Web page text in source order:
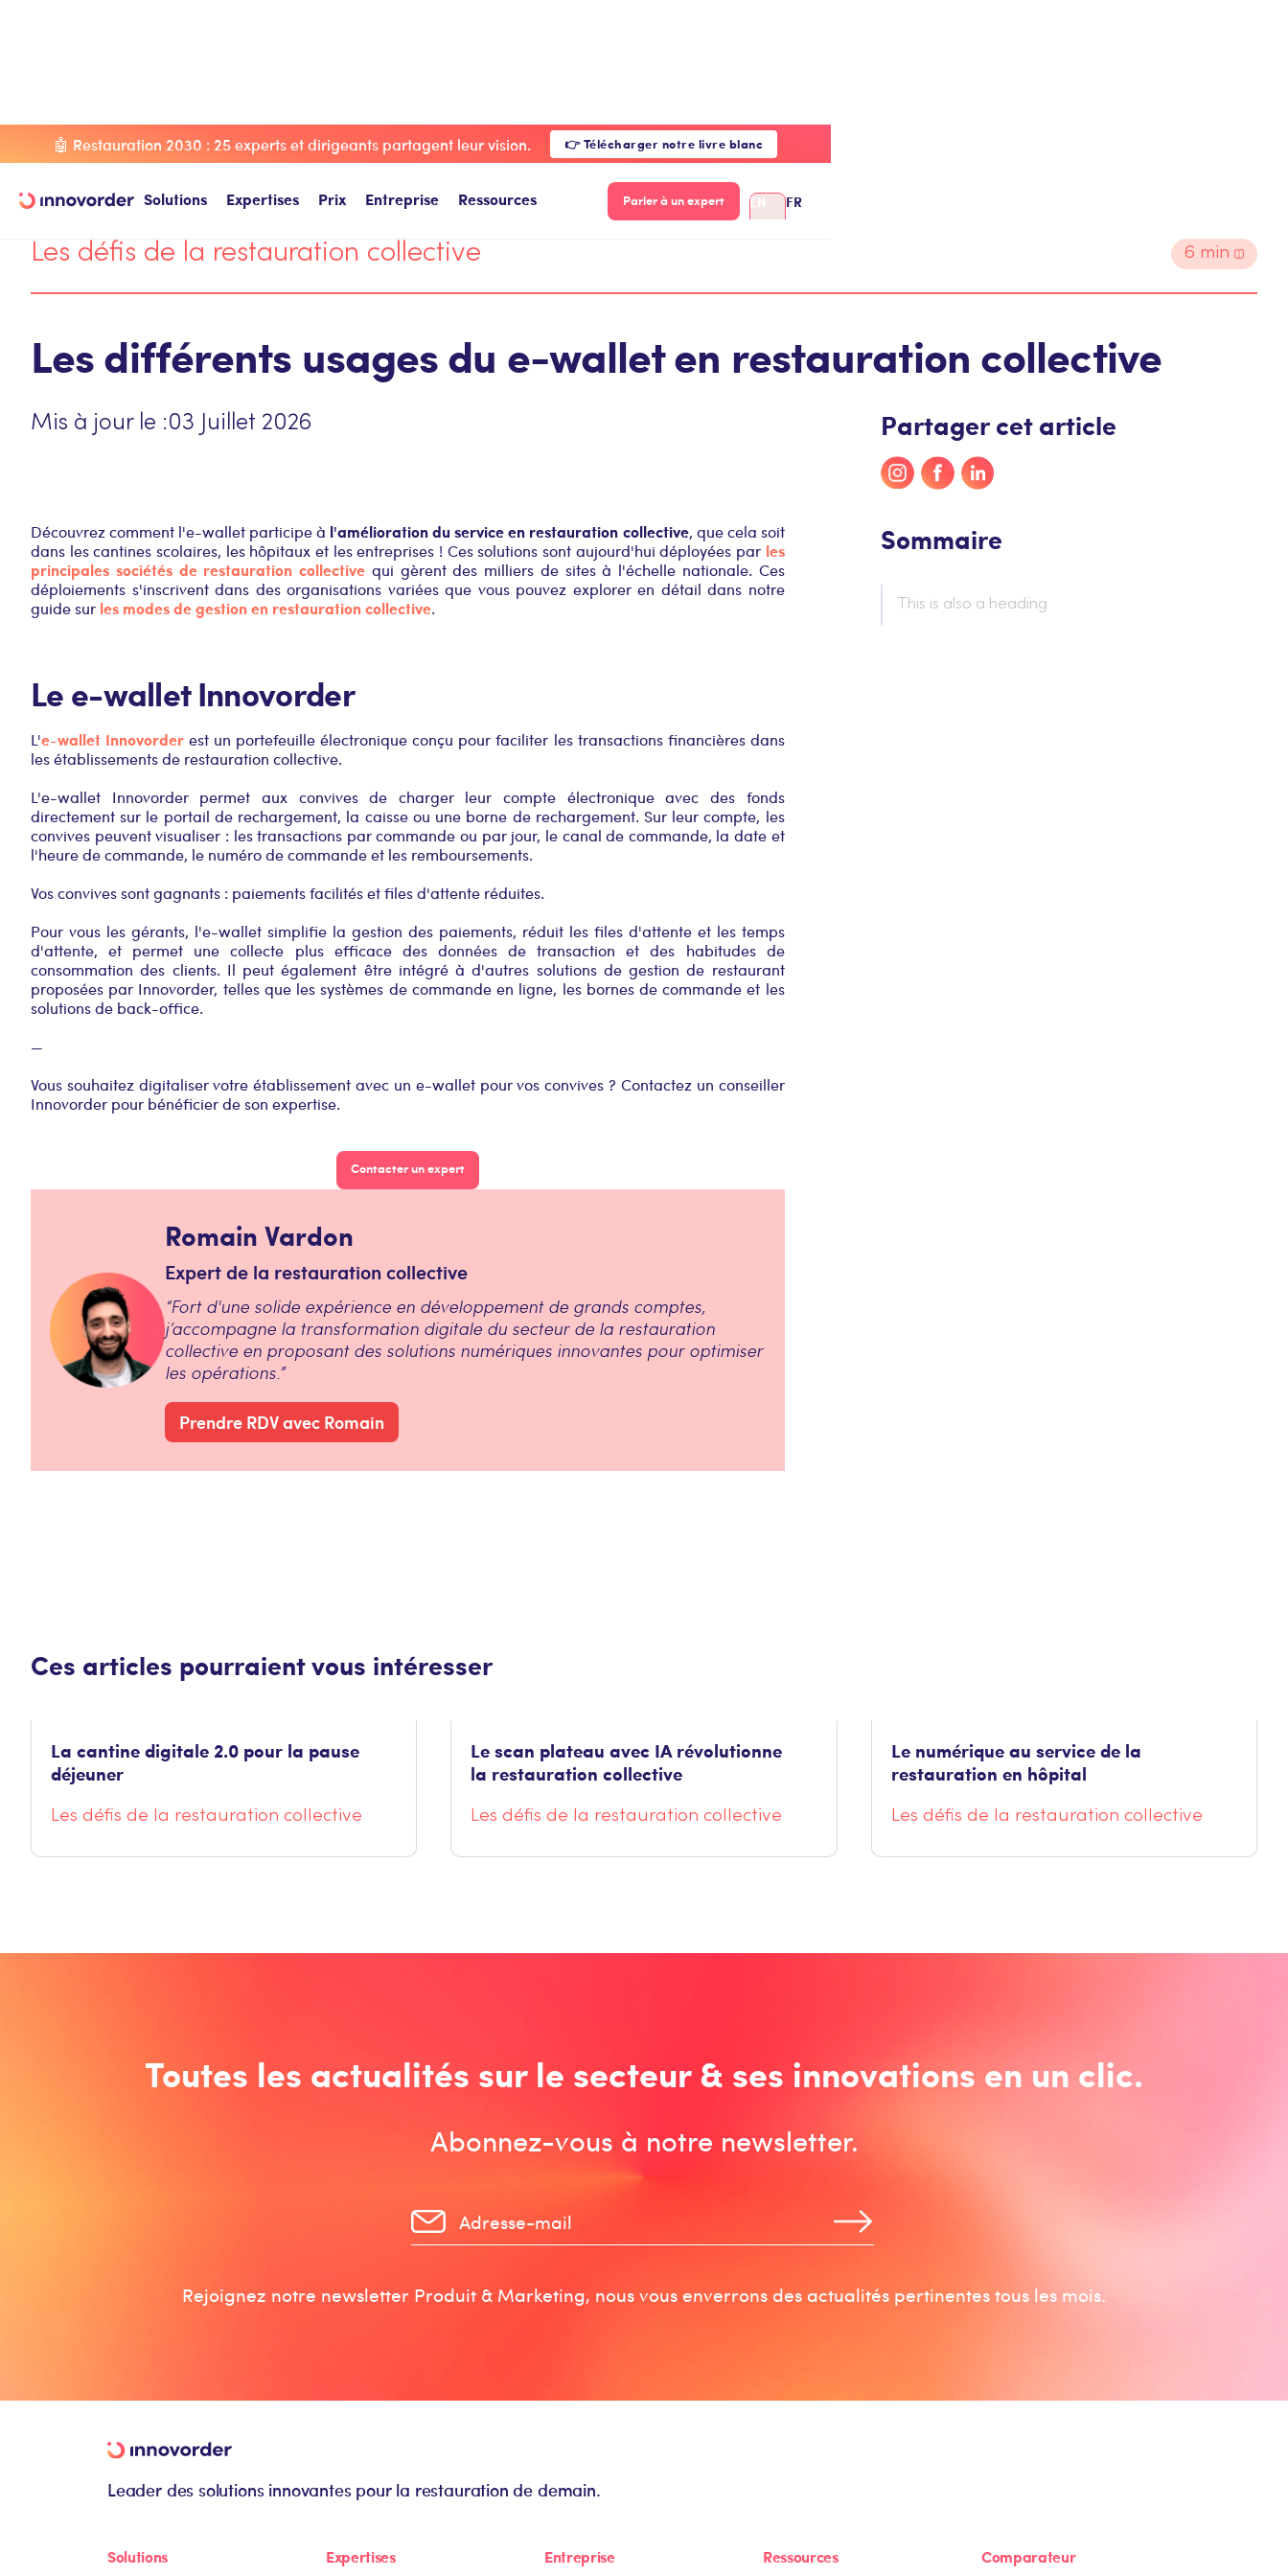
🤖 Restauration 2030 : 25 experts et dirigeants partagent leur vision. 👉 Télécharger notre livre blanc
Solutions Expertises Prix Entreprise Ressources Parler à un expert EN FR
Blog Innovorder Les défis de la restauration collective Les différents usages du e-wallet en restauration collective
Les défis de la restauration collective 6 min
Les différents usages du e-wallet en restauration collective
Mis à jour le :03 Juillet 2026 Partager cet article
Découvrez comment l'e-wallet participe à l'amélioration du service en restauration collective, que cela soit
dans les cantines scolaires, les hôpitaux et les entreprises ! Ces solutions sont aujourd'hui déployées par les
principales sociétés de restauration collective qui gèrent des milliers de sites à l'échelle nationale. Ces
déploiements s'inscrivent dans des organisations variées que vous pouvez explorer en détail dans notre
guide sur les modes de gestion en restauration collective.
Le e-wallet Innovorder
L'e-wallet Innovorder est un portefeuille électronique conçu pour faciliter les transactions financières dans
les établissements de restauration collective.
L'e-wallet Innovorder permet aux convives de charger leur compte électronique avec des fonds
directement sur le portail de rechargement, la caisse ou une borne de rechargement. Sur leur compte, les
convives peuvent visualiser : les transactions par commande ou par jour, le canal de commande, la date et
l'heure de commande, le numéro de commande et les remboursements.
Vos convives sont gagnants : paiements facilités et files d'attente réduites.
Pour vous les gérants, l'e-wallet simplifie la gestion des paiements, réduit les files d'attente et les temps
d'attente, et permet une collecte plus efficace des données de transaction et des habitudes de
consommation des clients. Il peut également être intégré à d'autres solutions de gestion de restaurant
proposées par Innovorder, telles que les systèmes de commande en ligne, les bornes de commande et les
solutions de back-office.
—
Vous souhaitez digitaliser votre établissement avec un e-wallet pour vos convives ? Contactez un conseiller
Innovorder pour bénéficier de son expertise.
Contacter un expert
Romain Vardon
Expert de la restauration collective
“Fort d'une solide expérience en développement de grands comptes,
j’accompagne la transformation digitale du secteur de la restauration
collective en proposant des solutions numériques innovantes pour optimiser
les opérations.”
Prendre RDV avec Romain
Sommaire
This is also a heading
Ces articles pourraient vous intéresser
La cantine digitale 2.0 pour la pause
déjeuner
Les défis de la restauration collective
Le scan plateau avec IA révolutionne
la restauration collective
Les défis de la restauration collective
Le numérique au service de la
restauration en hôpital
Les défis de la restauration collective
Toutes les actualités sur le secteur & ses innovations en un clic.
Abonnez-vous à notre newsletter.
Rejoignez notre newsletter Produit & Marketing, nous vous enverrons des actualités pertinentes tous les mois.
Leader des solutions innovantes pour la restauration de demain.
Solutions Expertises Entreprise Ressources Comparateur